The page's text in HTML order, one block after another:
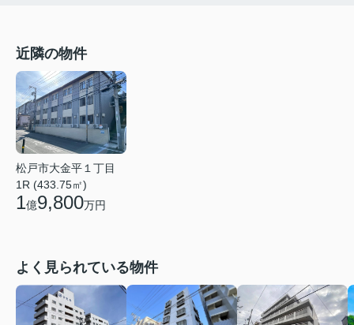
近隣の物件
松戸市大金平１丁目
1R (433.75㎡)
1億9,800万円
よく見られている物件